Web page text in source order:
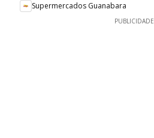
Supermercados Guanabara
PUBLICIDADE